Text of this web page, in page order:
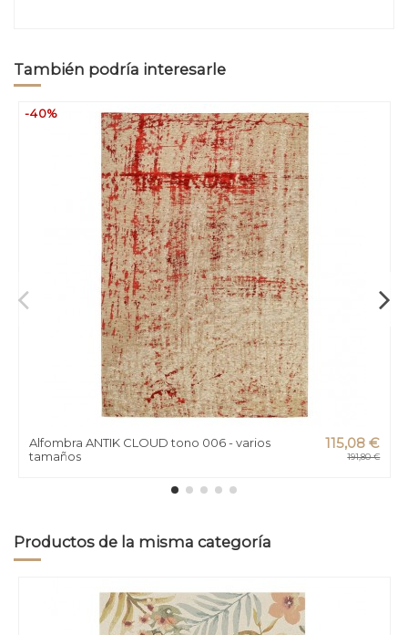
También podría interesarle
-40%
Alfombra ANTIK CLOUD tono 006 - varios
tamaños
115,08 €
191,80 €
Productos de la misma categoría